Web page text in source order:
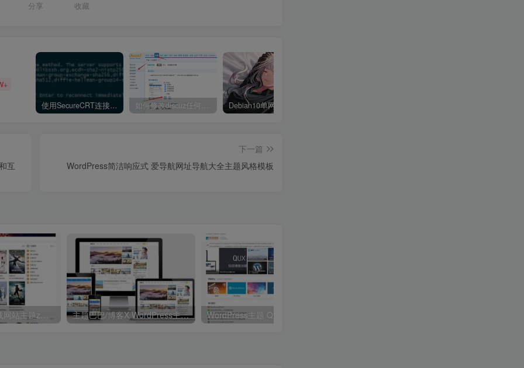
分享 收藏
使用SecureCRT连接Ubuntu20.04报错：Key exchange failed. No compatible key exchange method. 如何修改discuz任何模板的编辑器默认字体类型和默认字体大小
互
下一篇
WordPress简洁响应式 爱导航网址导航大全主题风格模板
主题巴巴/博客X WordPress主题模板 V1.3.1破解去授权无限制版